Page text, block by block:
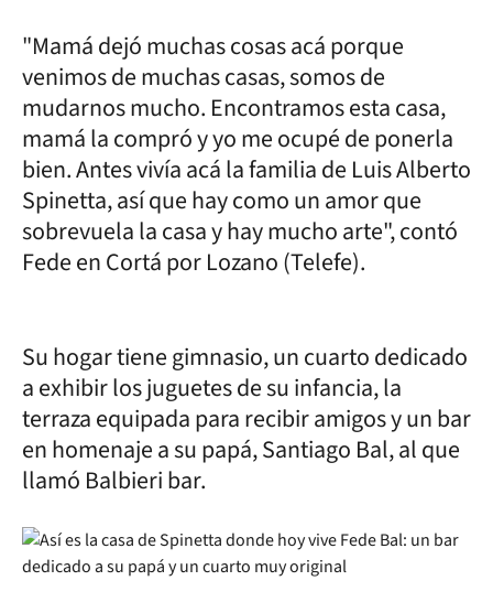
"Mamá dejó muchas cosas acá porque
venimos de muchas casas, somos de
mudarnos mucho. Encontramos esta casa,
mamá la compró y yo me ocupé de ponerla
bien. Antes vivía acá la familia de Luis Alberto
Spinetta, así que hay como un amor que
sobrevuela la casa y hay mucho arte", contó
Fede en Cortá por Lozano (Telefe).
Su hogar tiene gimnasio, un cuarto dedicado
a exhibir los juguetes de su infancia, la
terraza equipada para recibir amigos y un bar
en homenaje a su papá, Santiago Bal, al que
llamó Balbieri bar.